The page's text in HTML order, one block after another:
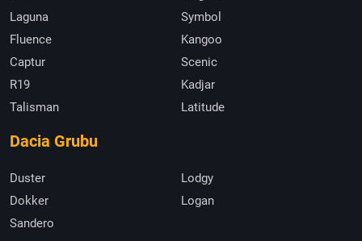
Laguna
Symbol
Fluence
Kangoo
Captur
Scenic
R19
Kadjar
Talisman
Latitude
Dacia Grubu
Duster
Lodgy
Dokker
Logan
Sandero